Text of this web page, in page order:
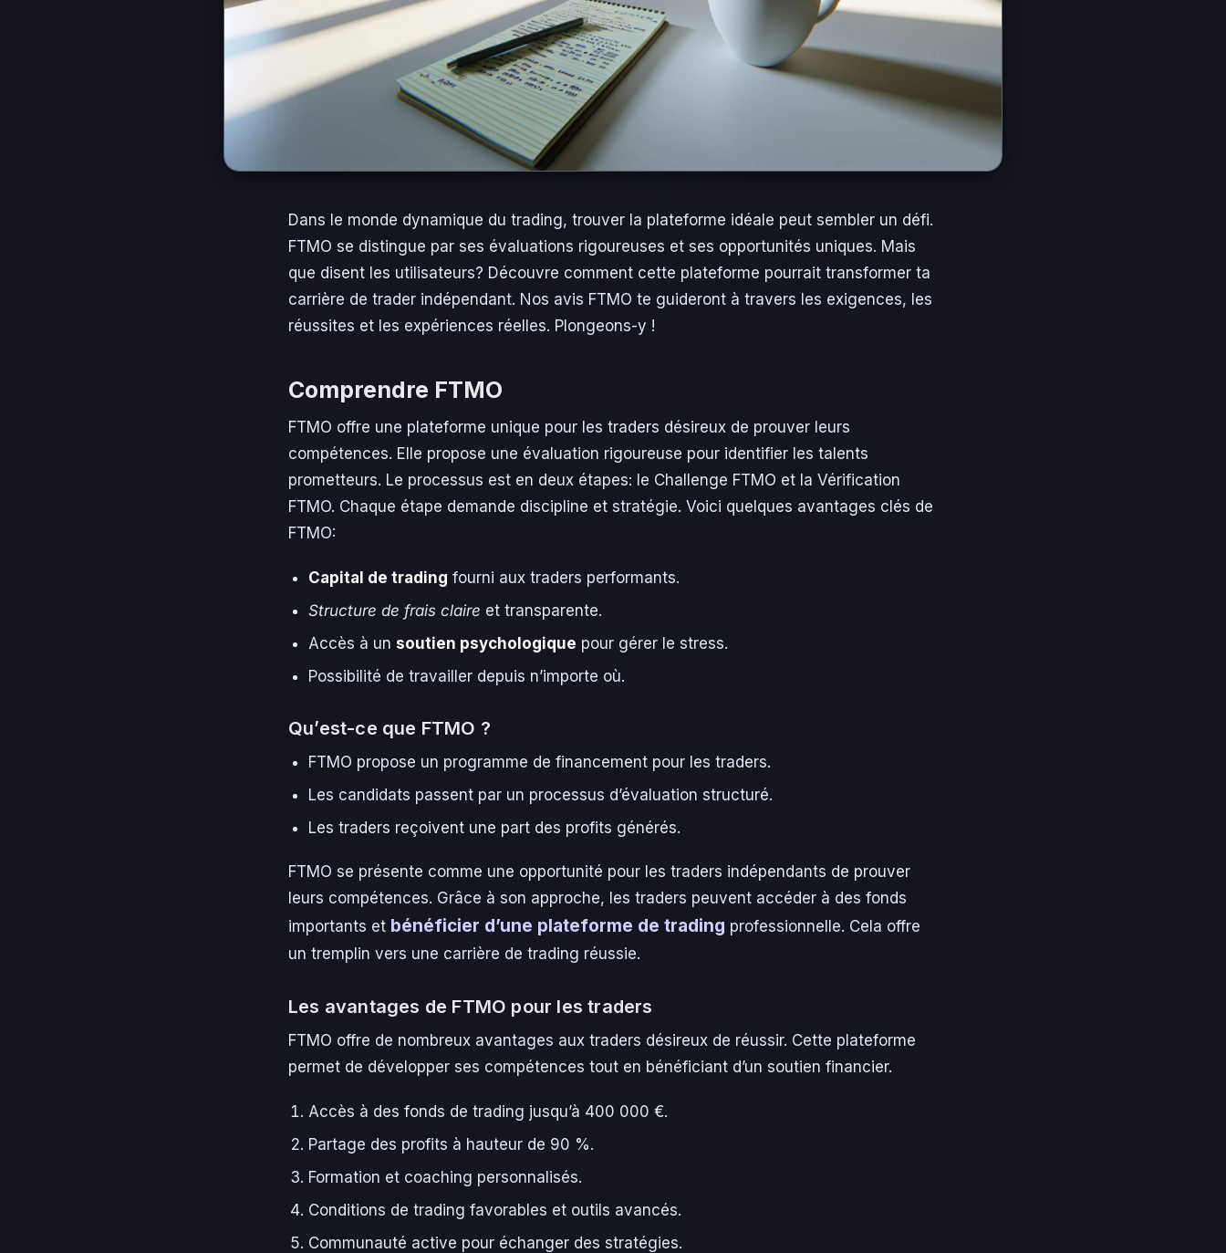
Dans le monde dynamique du trading, trouver la plateforme idéale peut sembler un défi.
FTMO se distingue par ses évaluations rigoureuses et ses opportunités uniques. Mais
que disent les utilisateurs? Découvre comment cette plateforme pourrait transformer ta
carrière de trader indépendant. Nos avis FTMO te guideront à travers les exigences, les
réussites et les expériences réelles. Plongeons-y !
Comprendre FTMO
FTMO offre une plateforme unique pour les traders désireux de prouver leurs
compétences. Elle propose une évaluation rigoureuse pour identifier les talents
prometteurs. Le processus est en deux étapes: le Challenge FTMO et la Vérification
FTMO. Chaque étape demande discipline et stratégie. Voici quelques avantages clés de
FTMO:
Capital de trading fourni aux traders performants.
Structure de frais claire et transparente.
Accès à un soutien psychologique pour gérer le stress.
Possibilité de travailler depuis n’importe où.
Qu’est-ce que FTMO ?
FTMO propose un programme de financement pour les traders.
Les candidats passent par un processus d’évaluation structuré.
Les traders reçoivent une part des profits générés.
FTMO se présente comme une opportunité pour les traders indépendants de prouver
leurs compétences. Grâce à son approche, les traders peuvent accéder à des fonds
importants et bénéficier d’une plateforme de trading professionnelle. Cela offre
un tremplin vers une carrière de trading réussie.
Les avantages de FTMO pour les traders
FTMO offre de nombreux avantages aux traders désireux de réussir. Cette plateforme
permet de développer ses compétences tout en bénéficiant d’un soutien financier.
Accès à des fonds de trading jusqu’à 400 000 €.
Partage des profits à hauteur de 90 %.
Formation et coaching personnalisés.
Conditions de trading favorables et outils avancés.
Communauté active pour échanger des stratégies.